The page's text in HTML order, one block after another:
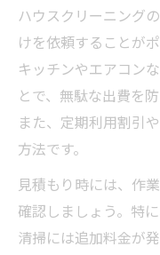
ハウスクリーニング
けを依頼することが
キッチンやエアコン
とで、無駄な出費を防
また、定期利用割引
方法です。
見積もり時には、作
確認しましょう。特
清掃には追加料金が